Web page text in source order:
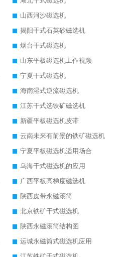
山西河沙磁选机
揭阳干式石英砂磁选机
烟台干式磁选机
山东平板磁选机工作视频
宁夏干式磁选机
海南湿式逆流磁选机
江苏干式选铁矿磁选机
新疆平板磁选机皮带
云南未来有前景的铁矿磁选机
宁夏平板磁选机适用场合
乌海干式磁选机的应用
广西平板高梯度磁选机
陕西皮带永磁滚筒
北京铁矿干式磁选机
陕西永磁滚筒结构图
运城永磁筒式磁选机应用